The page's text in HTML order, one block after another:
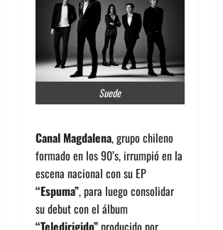
Suede
Canal Magdalena, grupo chileno
formado en los 90’s, irrumpió en la
escena nacional con su EP
“Espuma”, para luego consolidar
su debut con el álbum